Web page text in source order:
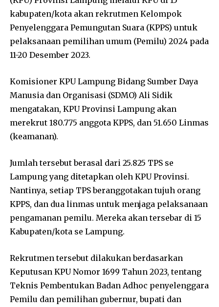
kabupaten/kota akan rekrutmen Kelompok
Penyelenggara Pemungutan Suara (KPPS) untuk
pelaksanaan pemilihan umum (Pemilu) 2024 pada
11-20 Desember 2023.
Komisioner KPU Lampung Bidang Sumber Daya
Manusia dan Organisasi (SDMO) Ali Sidik
mengatakan, KPU Provinsi Lampung akan
merekrut 180.775 anggota KPPS, dan 51.650 Linmas
(keamanan).
Jumlah tersebut berasal dari 25.825 TPS se
Lampung yang ditetapkan oleh KPU Provinsi.
Nantinya, setiap TPS beranggotakan tujuh orang
KPPS, dan dua linmas untuk menjaga pelaksanaan
pengamanan pemilu. Mereka akan tersebar di 15
Kabupaten/kota se Lampung.
Rekrutmen tersebut dilakukan berdasarkan
Keputusan KPU Nomor 1699 Tahun 2023, tentang
Teknis Pembentukan Badan Adhoc penyelenggara
Pemilu dan pemilihan gubernur, bupati dan